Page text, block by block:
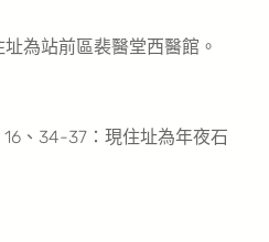
為站前區裴醫堂西醫館。
、34-37：現住址為年夜石